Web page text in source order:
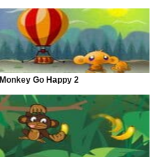
Monkey Go Happy 2